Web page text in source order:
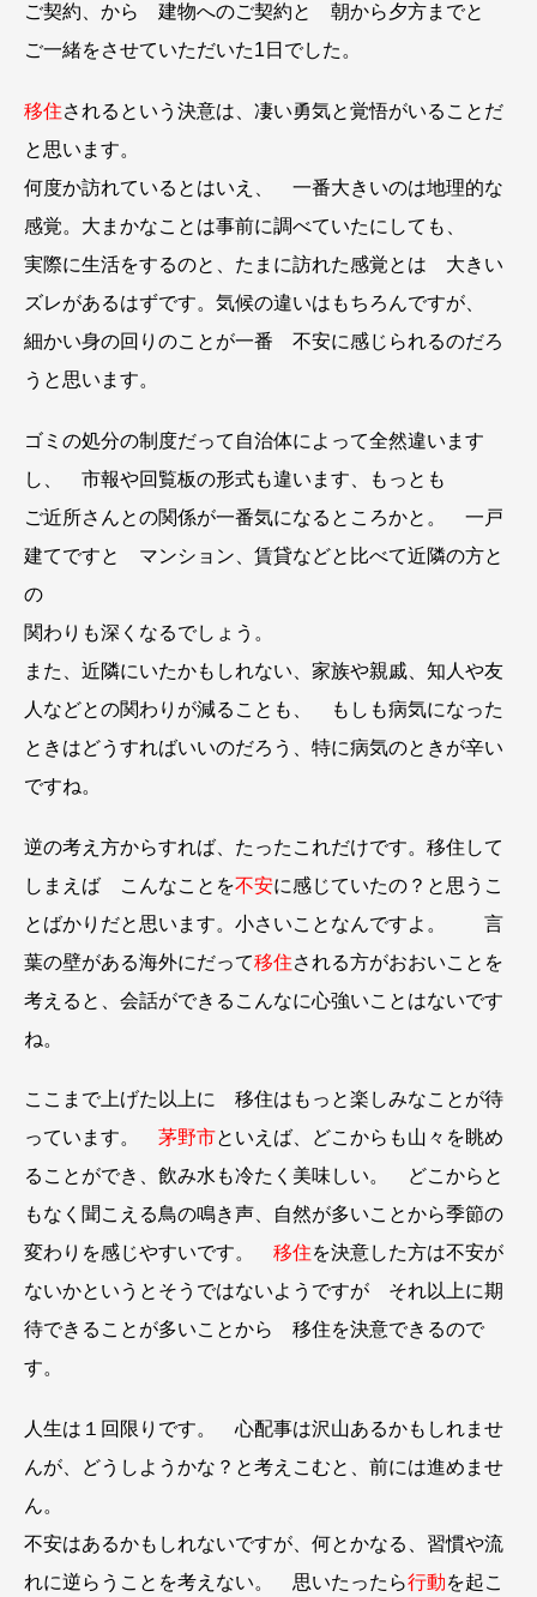
ご契約、から 建物へのご契約と 朝から夕方までと
ご一緒をさせていただいた1日でした。
移住されるという決意は、凄い勇気と覚悟がいることだ
と思います。
何度か訪れているとはいえ、 一番大きいのは地理的な
感覚。大まかなことは事前に調べていたにしても、
実際に生活をするのと、たまに訪れた感覚とは 大きい
ズレがあるはずです。気候の違いはもちろんですが、
細かい身の回りのことが一番 不安に感じられるのだろ
うと思います。
ゴミの処分の制度だって自治体によって全然違います
し、 市報や回覧板の形式も違います、もっとも
ご近所さんとの関係が一番気になるところかと。 一戸
建てですと マンション、賃貸などと比べて近隣の方と
の
関わりも深くなるでしょう。
また、近隣にいたかもしれない、家族や親戚、知人や友
人などとの関わりが減ることも、 もしも病気になった
ときはどうすればいいのだろう、特に病気のときが辛い
ですね。
逆の考え方からすれば、たったこれだけです。移住して
しまえば こんなことを不安に感じていたの？と思うこ
とばかりだと思います。小さいことなんですよ。 言
葉の壁がある海外にだって移住される方がおおいことを
考えると、会話ができるこんなに心強いことはないです
ね。
ここまで上げた以上に 移住はもっと楽しみなことが待
っています。 茅野市といえば、どこからも山々を眺め
ることができ、飲み水も冷たく美味しい。 どこからと
もなく聞こえる鳥の鳴き声、自然が多いことから季節の
変わりを感じやすいです。 移住を決意した方は不安が
ないかというとそうではないようですが それ以上に期
待できることが多いことから 移住を決意できるので
す。
人生は１回限りです。 心配事は沢山あるかもしれませ
んが、どうしようかな？と考えこむと、前には進めませ
ん。
不安はあるかもしれないですが、何とかなる、習慣や流
れに逆らうことを考えない。 思いたったら行動を起こ